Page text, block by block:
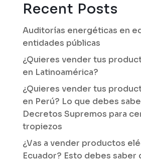
Recent Posts
Auditorías energéticas en
entidades públicas
¿Quieres vender tus
en Latinoamérica?
¿Quieres vender tus
en Perú? Lo que debes
Decretos Supremos para
tropiezos
¿Vas a vender productos
Ecuador? Esto debes saber